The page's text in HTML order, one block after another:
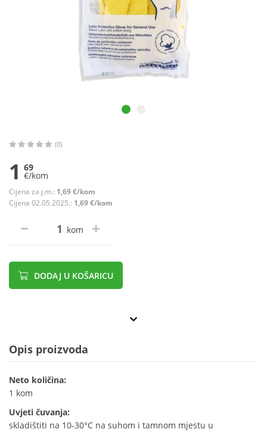
(0)
1 69
€/kom
Cijena za j.m.: 1,69 €/kom
Cijena 02.05.2025.: 1,69 €/kom
kom
DODAJ U KOŠARICU
Opis proizvoda
Neto količina:
1 kom
Uvjeti čuvanja:
skladištiti na 10-30°C na suhom i tamnom mjestu u